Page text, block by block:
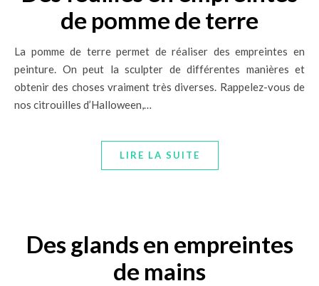
de pomme de terre
La pomme de terre permet de réaliser des empreintes en
peinture. On peut la sculpter de différentes manières et
obtenir des choses vraiment très diverses. Rappelez-vous de
nos citrouilles d’Halloween,…
LIRE LA SUITE
Des glands en empreintes
de mains